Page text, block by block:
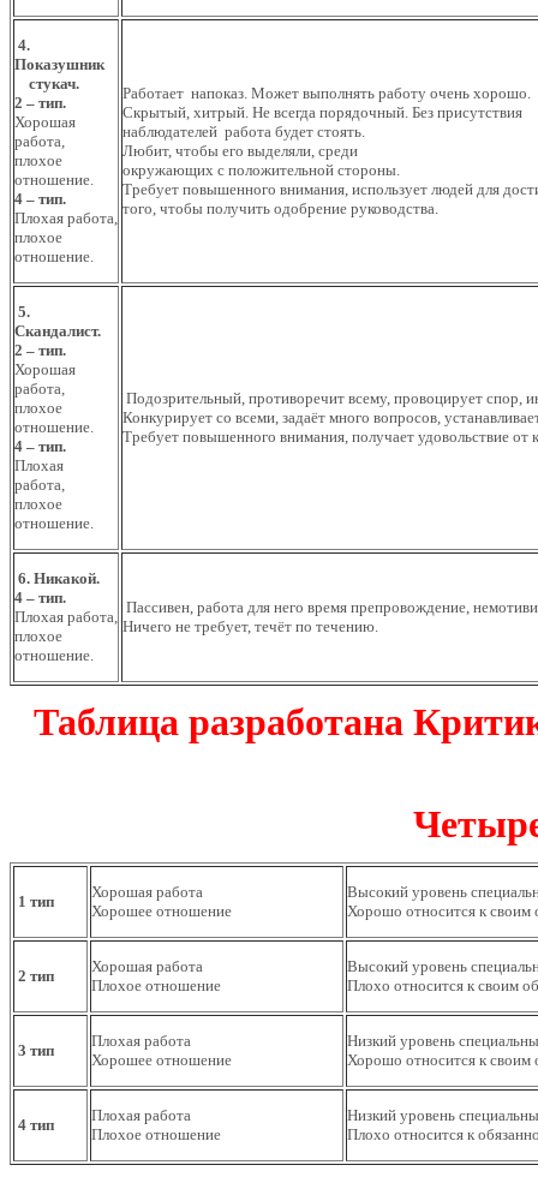
4.
Показушник
стукач.
2 – тип.
Хорошая
работа,
плохое
отношение.
4 – тип.
Плохая работа,
плохое
отношение.
Работает напоказ. Может выполнять работу очень хорошо.
Скрытый, хитрый. Не всегда порядочный. Без присутствия
наблюдателей работа будет стоять.
Любит, чтобы его выделяли, среди
окружающих с положительной стороны.
Требует повышенного внимания, использует людей для
того, чтобы получить одобрение руководства.
5.
Скандалист.
2 – тип.
Хорошая
работа,
плохое
отношение.
4 – тип.
Плохая
работа,
плохое
отношение.
Подозрительный, противоречит всему, провоцирует спор,
Конкурирует со всеми, задаёт много вопросов,
Требует повышенного внимания, получает удовольствие от
6. Никакой.
4 – тип.
Плохая работа,
плохое
отношение.
Пассивен, работа для него время препровождение,
Ничего не требует, течёт по течению.
Таблица разработана
1 тип
Хорошая работа
Хорошее отношение
Высокий уровень
Хорошо относится к своим
2 тип
Хорошая работа
Плохое отношение
Высокий уровень
Плохо относится к своим
3 тип
Плохая работа
Хорошее отношение
Низкий уровень
Хорошо относится к своим
4 тип
Плохая работа
Плохое отношение
Низкий уровень
Плохо относится к